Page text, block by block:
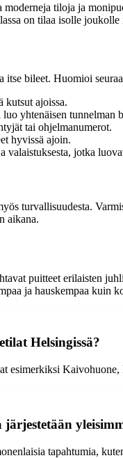
tiloja ja
on tilaa isolle
bileet. Huomioi
kutsut ajoissa.
yhtenäisen tunnelman
tai ohjelmanumerot.
hyvissä ajoin.
valaistuksesta, jotka
turvallisuudesta.
aikana.
puitteet erilaisten
ja hauskempaa kuin
Helsingissä?
esimerkiksi
tapahtumia,